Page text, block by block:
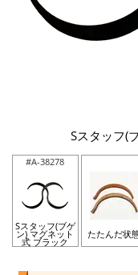
Sスタッフ(
#A-38278
Sスタッフ(ブゲ
ン) マグネット
式 ブラック
たたんだ状